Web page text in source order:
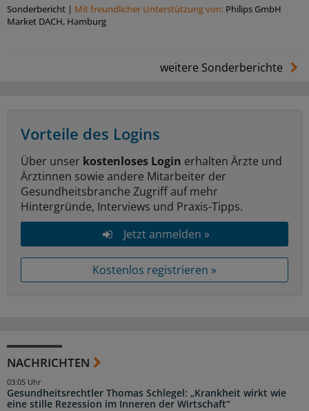
Sonderbericht | Mit freundlicher Unterstützung von: Philips GmbH
Market DACH, Hamburg
weitere Sonderberichte
Vorteile des Logins
Über unser kostenloses Login erhalten Ärzte und
Ärztinnen sowie andere Mitarbeiter der
Gesundheitsbranche Zugriff auf mehr
Hintergründe, Interviews und Praxis-Tipps.
Jetzt anmelden »
Kostenlos registrieren »
NACHRICHTEN
Gesundheitsrechtler Thomas Schlegel: „Krankheit wirkt wie
eine stille Rezession im Inneren der Wirtschaft“
03:05 Uhr